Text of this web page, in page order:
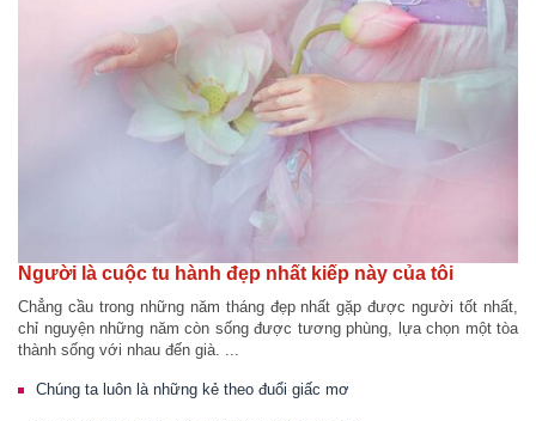
Người là cuộc tu hành đẹp nhất kiếp này của tôi
Chẳng cầu trong những năm tháng đẹp nhất gặp được người tốt nhất,
chỉ nguyện những năm còn sống được tương phùng, lựa chọn một tòa
thành sống với nhau đến già. ...
Chúng ta luôn là những kẻ theo đuổi giấc mơ